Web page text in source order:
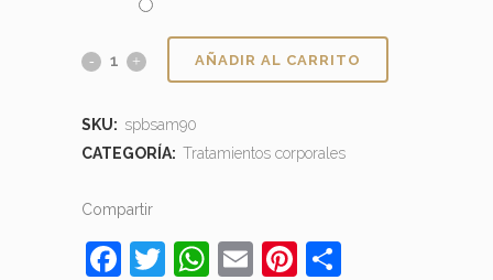
AÑADIR AL CARRITO
SKU: spbsam90
CATEGORÍA: Tratamientos corporales
Compartir
Facebook
Twitter
WhatsApp
EmailPinterest